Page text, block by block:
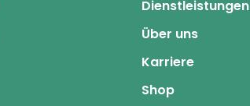
Dienstleistungen
Über uns
Karriere
Shop